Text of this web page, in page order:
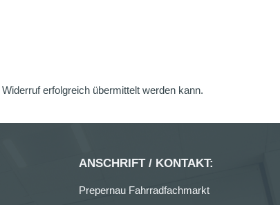
erfolgreich übermittelt werden kann.
ANSCHRIFT / KONTAKT:
Prepernau Fahrradfachmarkt